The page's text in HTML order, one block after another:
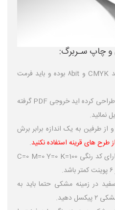
و چاپ سـربرگ:
مد رنگی فایل طراحی باید CMYK و ۸bit بوده و باید فرمت
در صورتی که توسط کرل طراحی کرده اید خروجی PDF گرفته
طرفین به یک اندازه برابر برش
طرح های قرینه استفاده نکنید.
فونت های مشکی باید دارای کد رنگی C=0 M=0 Y=0 K=100
در زمینه مشکی حتما باید به
دهید.